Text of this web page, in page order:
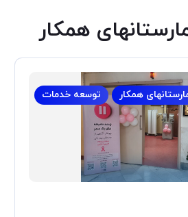
همکار
همکار
توسعه خدمات